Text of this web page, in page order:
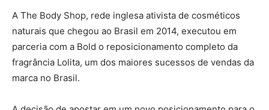
A The Body Shop, rede inglesa ativista de cosméticos
naturais que chegou ao Brasil em 2014, executou em
parceria com a Bold o reposicionamento completo da
fragrância Lolita, um dos maiores sucessos de vendas da
marca no Brasil.